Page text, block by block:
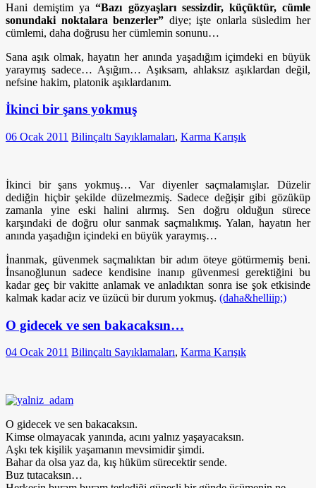
Hani demiştim ya“Bazı gözyaşları sessizdir, küçüktür, cümle
sonundaki noktalara benzerler” diye; işte onlarla süsledim her
cümlemi, daha doğrusu her cümlemin sonunu…
Sana aşık olmak, hayatın her anında yaşadığım içimdeki en büyük
yaraymış sadece… Aşığım… Aşıksam, ahlaksız aşıklardan değil,
nefsine hakim, platonik aşıklardanım.
İkinci bir şans yokmuş
06 Ocak 2011 Bilinçaltı Sayıklamaları, Karma Karışık
İkinci bir şans yokmuş… Var diyenler saçmalamışlar. Düzelir
dediğin hiçbir şekilde düzelmezmiş. Sadece değişir gibi gözüküp
zamanla yine eski halini alırmış. Sen doğru olduğun sürece
karşındaki de doğru olur sanmak saçmalıkmış. Yalan, hayatın her
anında yaşadığın içindeki en büyük yaraymış…
İnanmak, güvenmek saçmalıktan bir adım öteye götürmemiş beni.
İnsanoğlunun sadece kendisine inanıp güvenmesi gerektiğini bu
kadar geç bir vakitte anlamak ve anladıktan sonra ise şok etkisinde
kalmak kadar aciz ve üzücü bir durum yokmuş. (daha&helliip;)
O gidecek ve sen bakacaksın…
04 Ocak 2011 Bilinçaltı Sayıklamaları, Karma Karışık
O gidecek ve sen bakacaksın.
Kimse olmayacak yanında, acını yalnız yaşayacaksın.
Aşkı tek kişilik yaşamanın mevsimidir şimdi.
Bahar da olsa yaz da, kış hüküm sürecektir sende.
Buz tutacaksın…